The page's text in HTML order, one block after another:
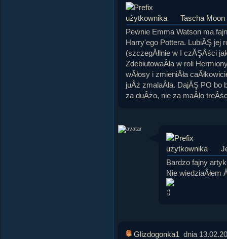
Tascha Moon
Pewnie Emma Watson ma
Harry'ego Pottera. LubiĂŞ jej
(szczegĂłlnie w I czĂŞÂści
ZdebiutowaÂła w roli
wÂłosy i zmieniÂła
juÂż zmalaÂła. DajĂŞ PO bo
za duÂżo, nie za maÂło
Bardzo fajny
Nie wiedziaÂłem
Glizdogonka1 dnia